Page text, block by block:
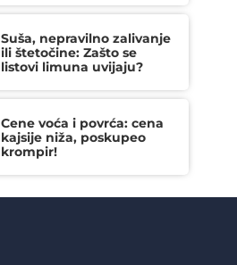
Suša, nepravilno zalivanje
ili štetočine: Zašto se
listovi limuna uvijaju?
Cene voća i povrća: cena
kajsije niža, poskupeo
krompir!